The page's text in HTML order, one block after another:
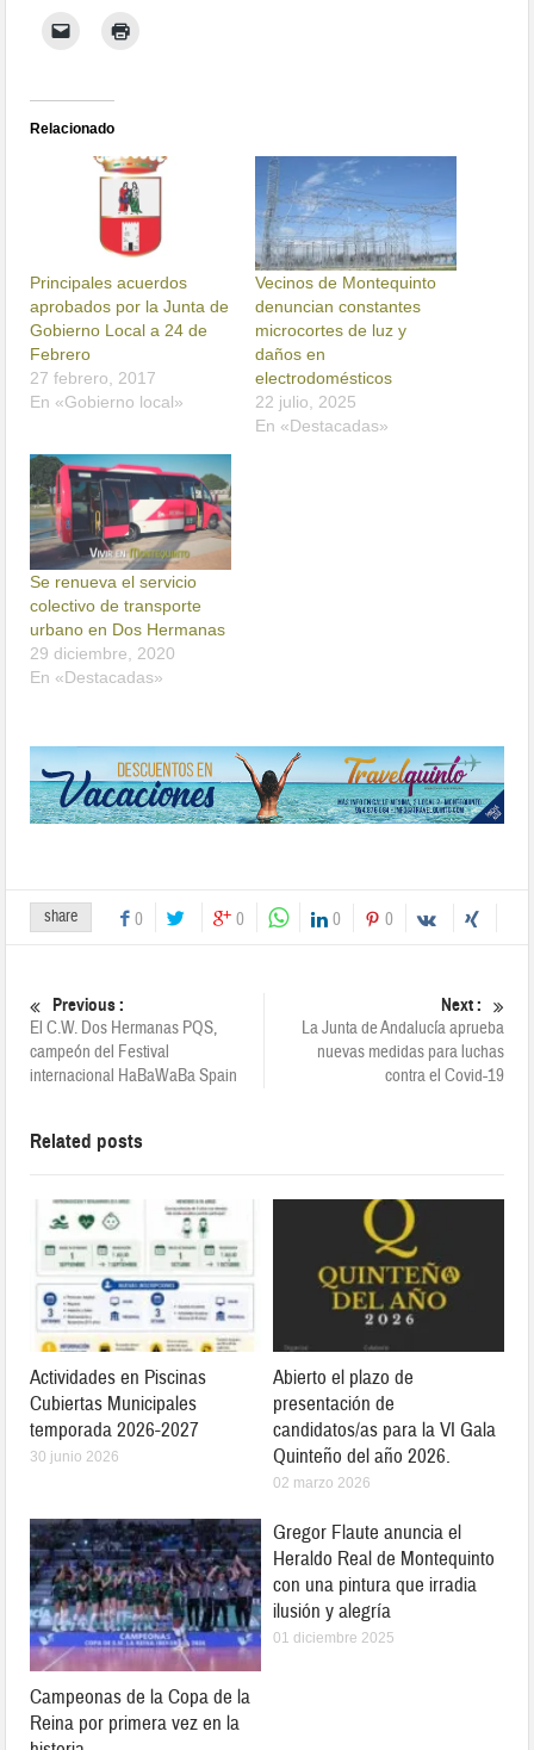
Relacionado
Principales acuerdos
aprobados por la Junta de
Gobierno Local a 24 de
Febrero
27 febrero, 2017
En «Gobierno local»
Vecinos de Montequinto
denuncian constantes
microcortes de luz y
daños en
electrodomésticos
22 julio, 2025
En «Destacadas»
Se renueva el servicio
colectivo de transporte
urbano en Dos Hermanas
29 diciembre, 2020
En «Destacadas»
share 0 0 0 0
Previous :
El C.W. Dos Hermanas PQS,
campeón del Festival
internacional HaBaWaBa Spain
Next :
La Junta de Andalucía aprueba
nuevas medidas para luchas
contra el Covid-19
Related posts
Actividades en Piscinas
Cubiertas Municipales
temporada 2026-2027
30 junio 2026
Abierto el plazo de
presentación de
candidatos/as para la VI Gala
Quinteño del año 2026.
02 marzo 2026
Campeonas de la Copa de la
Reina por primera vez en la
Gregor Flaute anuncia el
Heraldo Real de Montequinto
con una pintura que irradia
ilusión y alegría
01 diciembre 2025